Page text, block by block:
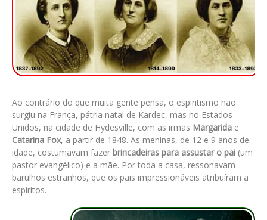
Ao contrário do que muita gente pensa, o espiritismo não
surgiu na França, pátria natal de Kardec, mas no Estados
Unidos, na cidade de Hydesville, com as irmãs Margarida e
Catarina Fox, a partir de 1848. As meninas, de 12 e 9 anos de
idade, costumavam fazer brincadeiras para assustar o pai (um
pastor evangélico) e a mãe. Por toda a casa, ressonavam
barulhos estranhos, que os pais impressionáveis atribuíram a
espíritos.